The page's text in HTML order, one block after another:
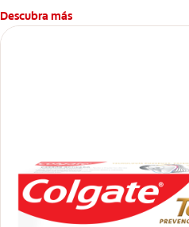
Descubra más